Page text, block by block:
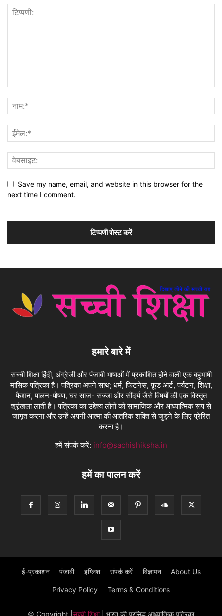
Save my name, email, and website in this browser for the
next time I comment.
हमारे बारे में
सच्ची शिक्षा हिंदी, अंग्रेजी और पंजाबी भाषाओं में प्रकाशित होने वाली एक बहुभाषी
मासिक पत्रिका है। पत्रिका अपने साथ; धर्म, फिटनेस, फ़ूड आर्ट, पर्यटन, शिक्षा,
फैशन, पालन-पोषण, घर साज- सज्जा और सौंदर्य जैसे विषयों की एक विस्तृत
श्रृंखला लाती है। पत्रिका का उद्देश्य लोगों को सामाजिक और आध्यात्मिक रूप से
जागृत करना और उन्हें अपनी आत्मा की आंतरिक शक्ति से जुड़ने के लिए प्रेरित
करना है।
हमें संपर्क करें: info@sachishiksha.in
हमें का पालन करें
ई-प्रकाशन पंजाबी इंग्लिश संपर्क करें विज्ञापन About Us
Privacy Policy Terms & Conditions
© Copyright सच्ची शिक्षा| भारत की प्रसिद्ध आध्यात्मिक पत्रिका